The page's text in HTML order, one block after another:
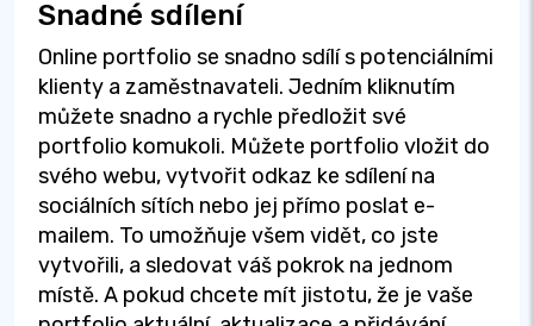
Snadné sdílení
Online portfolio se snadno sdílí s potenciálními
klienty a zaměstnavateli. Jedním kliknutím
můžete snadno a rychle předložit své
portfolio komukoli. Můžete portfolio vložit do
svého webu, vytvořit odkaz ke sdílení na
sociálních sítích nebo jej přímo poslat e-
mailem. To umožňuje všem vidět, co jste
vytvořili, a sledovat váš pokrok na jednom
místě. A pokud chcete mít jistotu, že je vaše